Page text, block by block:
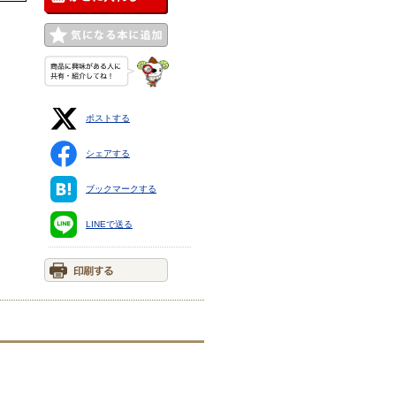
ポストする
シェアする
ブックマークする
LINEで送る